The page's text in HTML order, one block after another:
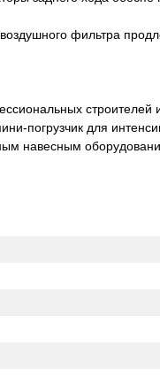
фильтра
строителей
погрузчик для
навесным